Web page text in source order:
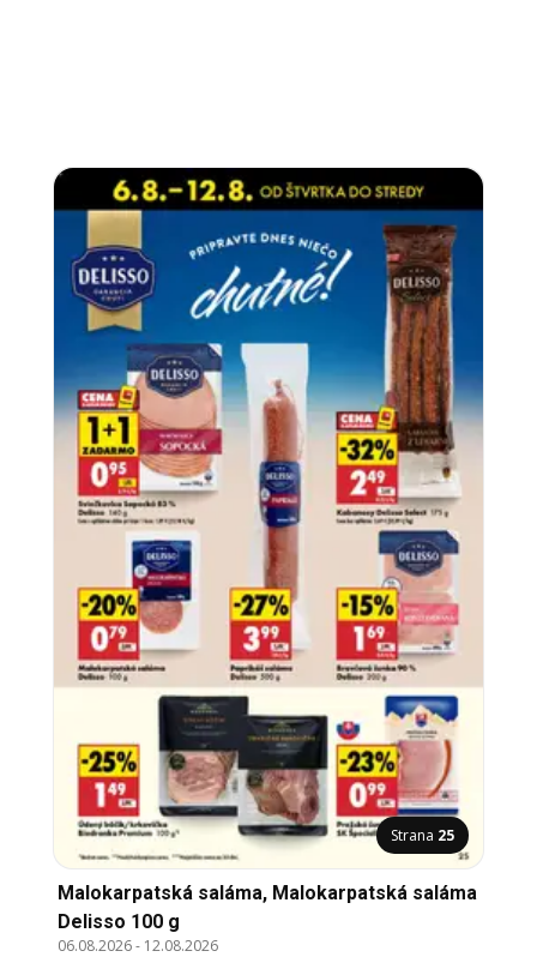
Strana 25
Malokarpatská saláma, Malokarpatská saláma
Delisso 100 g
06.08.2026- 12.08.2026